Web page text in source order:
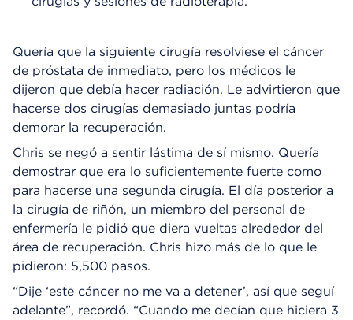
Quería que la siguiente cirugía resolviese el cáncer
de próstata de inmediato, pero los médicos le
dijeron que debía hacer radiación. Le advirtieron que
hacerse dos cirugías demasiado juntas podría
demorar la recuperación.
Chris se negó a sentir lástima de sí mismo. Quería
demostrar que era lo suficientemente fuerte como
para hacerse una segunda cirugía. El día posterior a
la cirugía de riñón, un miembro del personal de
enfermería le pidió que diera vueltas alrededor del
área de recuperación. Chris hizo más de lo que le
pidieron: 5,500 pasos.
“Dije ‘este cáncer no me va a detener’, así que seguí
adelante”, recordó. “Cuando me decían que hiciera 3